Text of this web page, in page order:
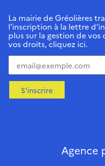
La mairie de Gréolières
l’inscription à la lettre
plus sur la gestion de
vos droits, cliquez ici.
S'inscrire
Agence